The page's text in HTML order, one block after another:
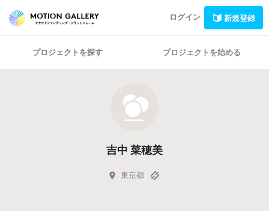
ログイン 新規登録
プロジェクトを探す プロジェクトを始める
吉中 菜穂美
東京都